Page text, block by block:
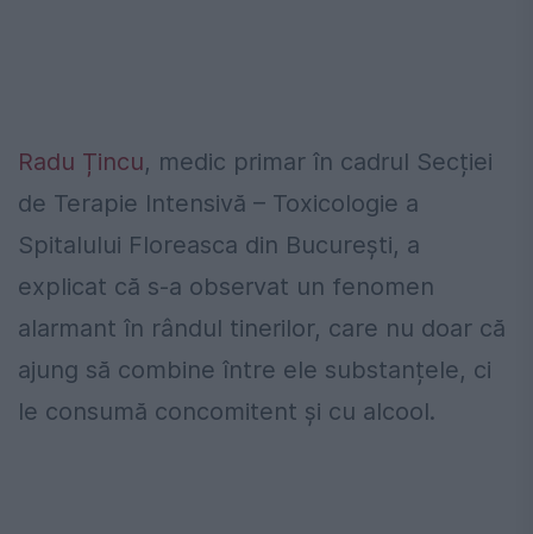
Radu Țincu, medic primar în cadrul Secției
de Terapie Intensivă – Toxicologie a
Spitalului Floreasca din București, a
explicat că s-a observat un fenomen
alarmant în rândul tinerilor, care nu doar că
ajung să combine între ele substanțele, ci
le consumă concomitent și cu alcool.